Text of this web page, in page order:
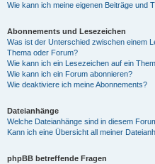
Wie kann ich meine eigenen Beiträge und
Abonnements und Lesezeichen
Was ist der Unterschied zwischen einem
Thema oder Forum?
Wie kann ich ein Lesezeichen auf ein
Wie kann ich ein Forum abonnieren?
Wie deaktiviere ich meine Abonnements?
Dateianhänge
Welche Dateianhänge sind in diesem
Kann ich eine Übersicht all meiner
phpBB betreffende Fragen